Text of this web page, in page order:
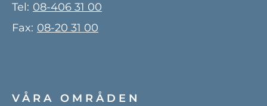
Tel: 08-406 31 00
Fax: 08-20 31 00
VÅRA OMRÅDEN